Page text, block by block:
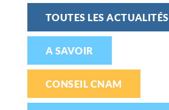
TOUTES LES ACTUALITÉS
A SAVOIR
CONSEIL CNAM